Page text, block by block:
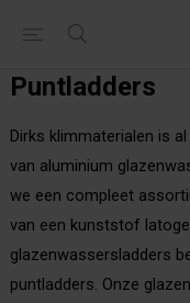
Puntladders
Dirks klimmaterialen is
van aluminium
we een compleet
van een kunststof
glazenwassersladders
puntladders. Onze